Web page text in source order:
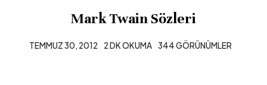
Mark Twain Sözleri
TEMMUZ 30, 2012 2 DK OKUMA 344 GÖRÜNÜMLER